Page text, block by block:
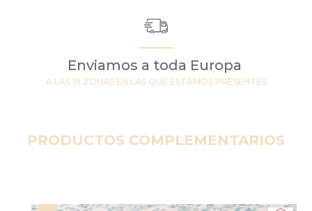
Enviamos a toda Europa
A LAS 19 ZONAS EN LAS QUE ESTAMOS PRESENTES
PRODUCTOS COMPLEMENTARIOS